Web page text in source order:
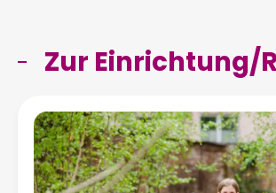
Zur Einrichtung/